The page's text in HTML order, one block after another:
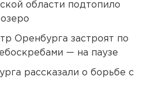
области подтопило
Оренбурга застроят по
— на паузе
рассказали о борьбе с